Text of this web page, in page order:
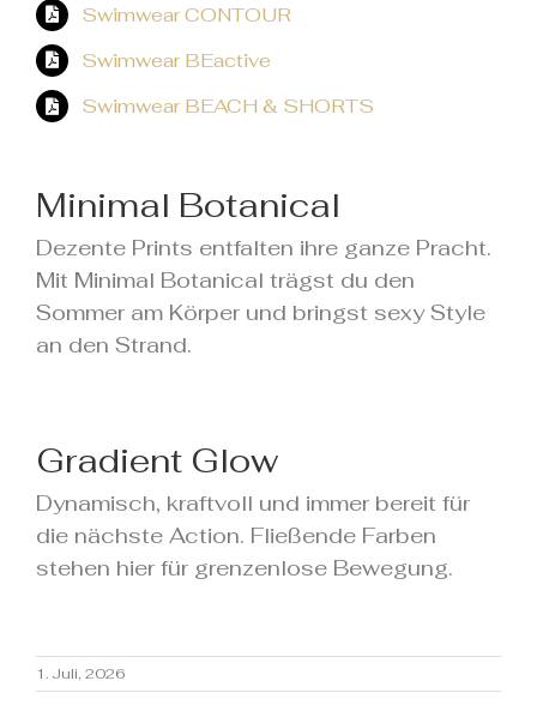
Swimwear CONTOUR
Swimwear BEactive
Swimwear BEACH & SHORTS
Minimal Botanical
Dezente Prints entfalten ihre ganze Pracht.
Mit Minimal Botanical trägst du den
Sommer am Körper und bringst sexy Style
an den Strand.
Gradient Glow
Dynamisch, kraftvoll und immer bereit für
die nächste Action. Fließende Farben
stehen hier für grenzenlose Bewegung.
1. Juli, 2026